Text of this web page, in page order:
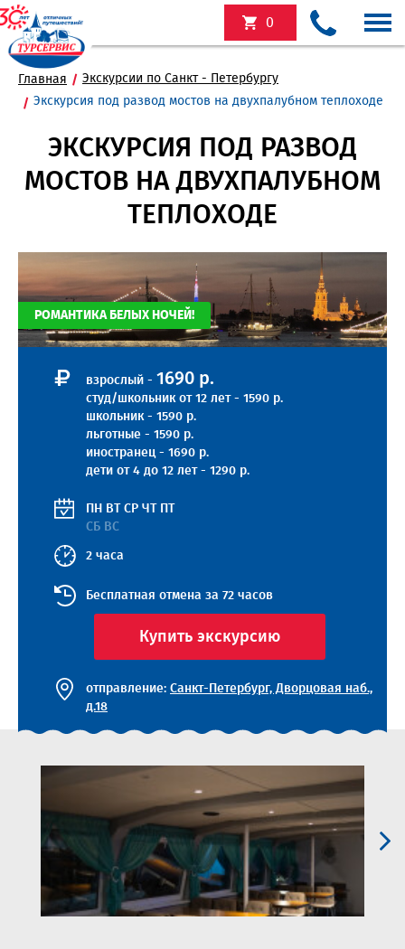
0
Главная
Экскурсии по Санкт - Петербургу
Экскурсия под развод мостов на двухпалубном теплоходе
ЭКСКУРСИЯ ПОД РАЗВОД
МОСТОВ НА ДВУХПАЛУБНОМ
ТЕПЛОХОДЕ
РОМАНТИКА БЕЛЫХ НОЧЕЙ!
взрослый - 1690 р.
студ/школьник от 12 лет - 1590 р.
школьник - 1590 р.
льготные - 1590 р.
иностранец - 1690 р.
дети от 4 до 12 лет - 1290 р.
ПН ВТ СР ЧТ
СБ ВС
2 часа
Бесплатная отмена за 72 часов
Купить экскурсию
отправление: Санкт-Петербург, Дворцовая наб.,
д.18